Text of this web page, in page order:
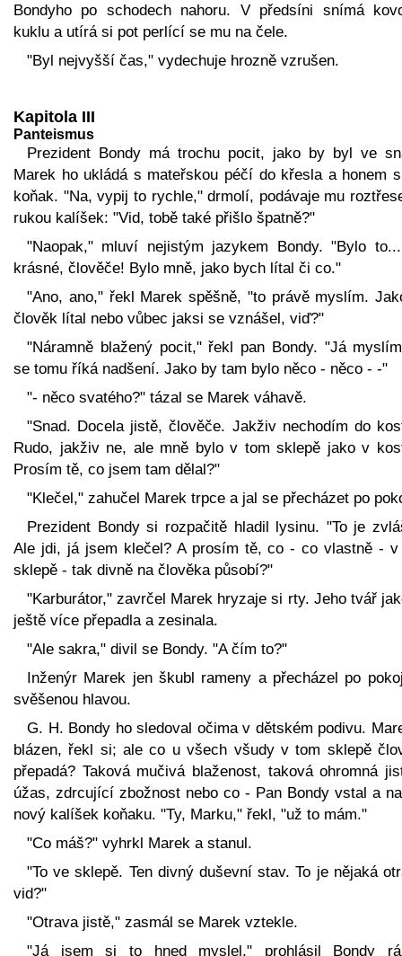
Bondyho po schodech nahoru. V předsíni snímá
kuklu a utírá si pot perlící se mu na čele.
"Byl nejvyšší čas," vydechuje hrozně vzrušen.
Kapitola III
Panteismus
Prezident Bondy má trochu pocit, jako by byl ve
Marek ho ukládá s mateřskou péčí do křesla a honem
koňak. "Na, vypij to rychle," drmolí, podávaje mu
rukou kalíšek: "Vid, tobě také přišlo špatně?"
"Naopak," mluví nejistým jazykem Bondy. "Bylo
krásné, člověče! Bylo mně, jako bych lítal či co."
"Ano, ano," řekl Marek spěšně, "to právě myslím.
člověk lítal nebo vůbec jaksi se vznášel, viď?"
"Náramně blažený pocit," řekl pan Bondy. "Já
se tomu říká nadšení. Jako by tam bylo něco - něco - -"
"- něco svatého?" tázal se Marek váhavě.
"Snad. Docela jistě, člověče. Jakživ nechodím do
Rudo, jakživ ne, ale mně bylo v tom sklepě jako v
Prosím tě, co jsem tam dělal?"
"Klečel," zahučel Marek trpce a jal se přecházet po
Prezident Bondy si rozpačitě hladil lysinu. "To je
Ale jdi, já jsem klečel? A prosím tě, co - co vlastně - v
sklepě - tak divně na člověka působí?"
"Karburátor," zavrčel Marek hryzaje si rty. Jeho tvář
ještě více přepadla a zesinala.
"Ale sakra," divil se Bondy. "A čím to?"
Inženýr Marek jen škubl rameny a přecházel po
svěšenou hlavou.
G. H. Bondy ho sledoval očima v dětském podivu.
blázen, řekl si; ale co u všech všudy v tom sklepě
přepadá? Taková mučivá blaženost, taková ohromná
úžas, zdrcující zbožnost nebo co - Pan Bondy vstal a
nový kalíšek koňaku. "Ty, Marku," řekl, "už to mám."
"Co máš?" vyhrkl Marek a stanul.
"To ve sklepě. Ten divný duševní stav. To je nějaká
vid?"
"Otrava jistě," zasmál se Marek vztekle.
"Já jsem si to hned myslel," prohlásil Bondy